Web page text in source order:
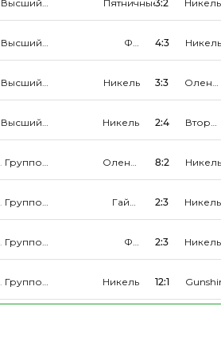
Высший
Пятничные3:2 Никель
Высший
ФК
4:3 Никель
Высший
Никель 3:3
Олений
Высший
Никель 2:4
Второе
. Групповой
Олений
8:2 Никель
. Групповой
Гайд-
2:3 Никель
. Групповой
ФК
2:3 Никель
. Групповой
Никель 12:1